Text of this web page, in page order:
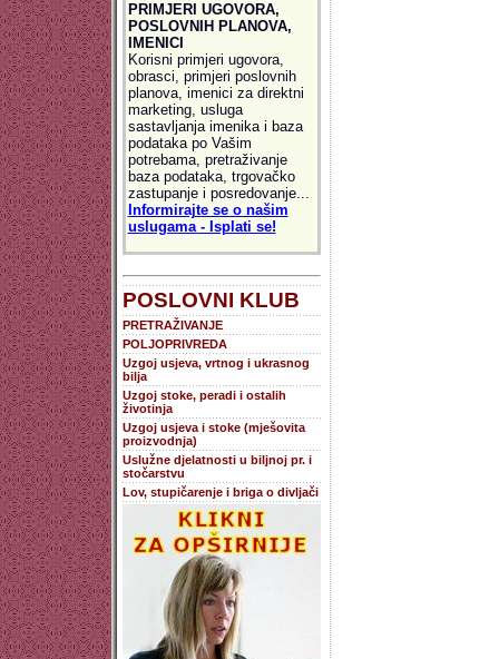
PRIMJERI UGOVORA,
POSLOVNIH PLANOVA,
IMENICI
Korisni primjeri ugovora,
obrasci, primjeri poslovnih
planova, imenici za direktni
marketing, usluga
sastavljanja imenika i baza
podataka po Vašim
potrebama, pretraživanje
baza podataka, trgovačko
zastupanje i posredovanje...
Informirajte se o našim
uslugama - Isplati se!
POSLOVNI KLUB
PRETRAŽIVANJE
POLJOPRIVREDA
Uzgoj usjeva, vrtnog i ukrasnog
bilja
Uzgoj stoke, peradi i ostalih
životinja
Uzgoj usjeva i stoke (mješovita
proizvodnja)
Uslužne djelatnosti u biljnoj pr. i
stočarstvu
Lov, stupičarenje i briga o divljači